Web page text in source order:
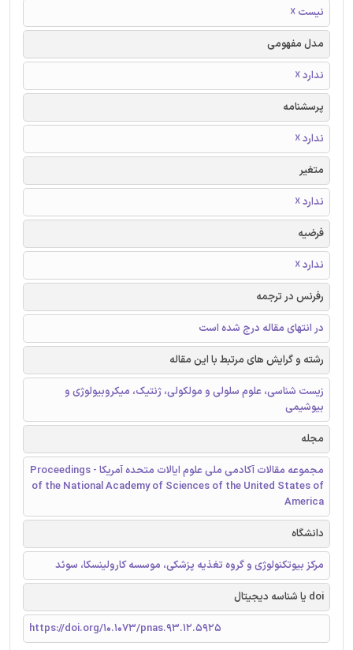
نیست ☓
مدل مفهومی
ندارد ☓
پرسشنامه
ندارد ☓
متغیر
ندارد ☓
فرضیه
ندارد ☓
رفرنس در ترجمه
در انتهای مقاله درج شده است
رشته و گرایش های مرتبط با این مقاله
زیست شناسی، علوم سلولی و مولکولی، ژنتیک، میکروبیولوژی و
بیوشیمی
مجله
مجموعه مقالات آکادمی ملی علوم ایالات متحده آمریکا - Proceedings
of the National Academy of Sciences of the United States of
America
دانشگاه
مرکز بیوتکنولوژی و گروه تغذیه پزشکی، موسسه کارولینسکا، سوئد
doi یا شناسه دیجیتال
https://doi.org/10.1073/pnas.93.12.5925